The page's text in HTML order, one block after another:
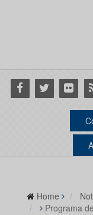
Facebook
Twitter Flickr
Home
Programa